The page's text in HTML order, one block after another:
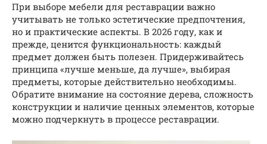
При выборе мебели для реставрации важно
учитывать не только эстетические предпочтения,
но и практические аспекты. В 2026 году, как и
прежде, ценится функциональность: каждый
предмет должен быть полезен. Придерживайтесь
принципа «лучше меньше, да лучше», выбирая
предметы, которые действительно необходимы.
Обратите внимание на состояние дерева, сложность
конструкции и наличие ценных элементов, которые
можно подчеркнуть в процессе реставрации.